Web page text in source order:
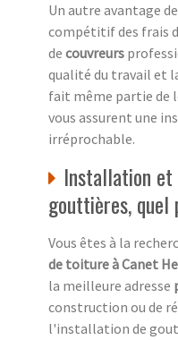
Un autre avantage
compétitif des frais
de couvreurs
qualité du travail et
fait même partie de
vous assurent une
irréprochable.
Installation et
gouttières,
Vous êtes à la
de toiture à Canet
la meilleure adresse
construction ou de
l'installation de